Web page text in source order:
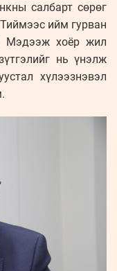
салбарт сөрөг
ийм гурван
Мэдээж хоёр жил
нь үнэлж
хүлээзнэвэл